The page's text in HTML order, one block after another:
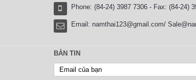
Phone: (84-24) 3987 7306 - Fax: (84-24)
Email: namthai123@gmail.com/
BẢN TIN